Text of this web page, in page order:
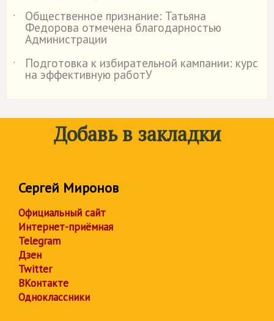
˙
Общественное признание: Татьяна
Федорова отмечена благодарностью
Администрации
˙
Подготовка к избирательной кампании: курс
на эффективную работУ
Добавь в закладки
Сергей Миронов
Официальный сайт
Интернет-приёмная
Telegram
Дзен
Twitter
ВКонтакте
Одноклассники